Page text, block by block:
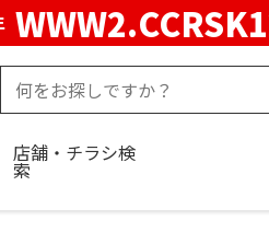
店舗・チラシ検
索